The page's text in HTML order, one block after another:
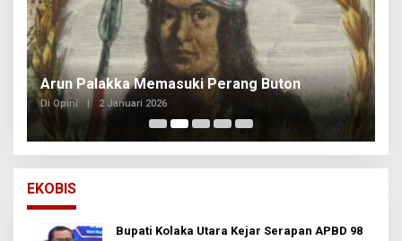
Arun Palakka Memasuki Perang Buton
Di Opini | 2 Januari 2026
EKOBIS
Bupati Kolaka Utara Kejar Serapan APBD 98